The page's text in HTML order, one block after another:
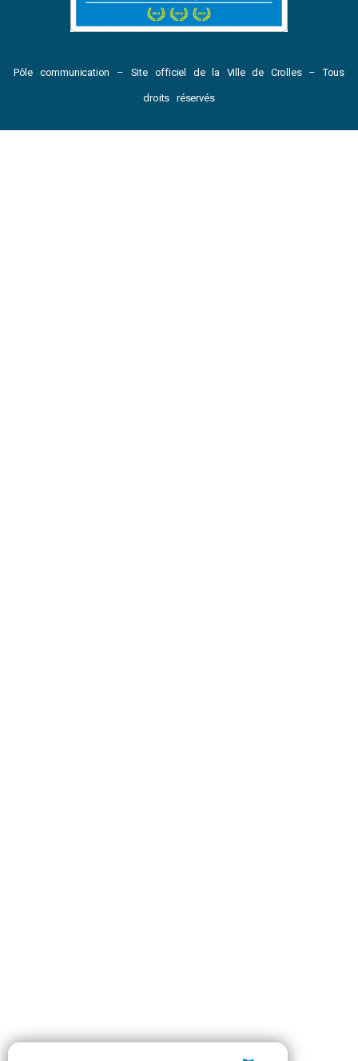
Pôle communication – Site officiel de la Ville de Crolles – Tous
droits réservés